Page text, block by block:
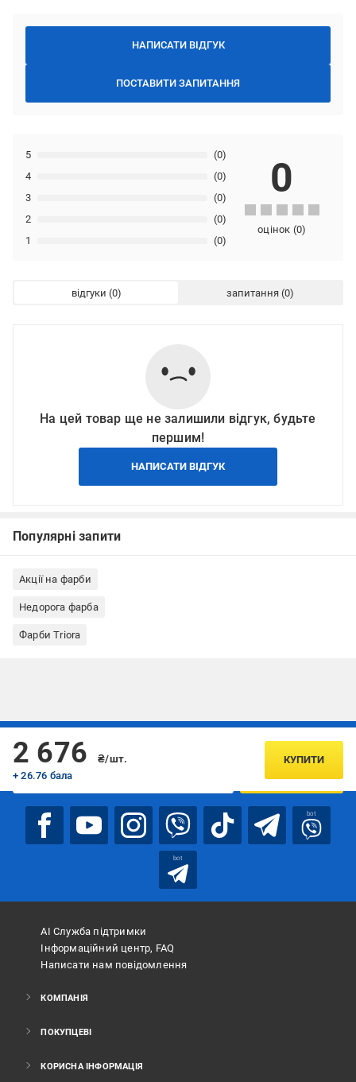
НАПИСАТИ ВІДГУК
ПОСТАВИТИ ЗАПИТАННЯ
1 (0)
2 (0)
3 (0)
4 (0)
5 (0)
0
оцінок (0)
відгуки запитання
На цей товар ще не залишили відгук, будьте
першим!
НАПИСАТИ ВІДГУК
Популярні запити
Акції на фарби
Недорога фарба
Фарби Triora
2 676
₴/шт.
+ 26.76 бала
КУПИТИ
Підписуйтесь, щоб дізнаватись першим про акції та пропозиції
ПІДПИСАТИСЯ
bot
bot
АІ Служба підтримки
Інформаційний центр, FAQ
Написати нам повідомлення
КОМПАНІЯ
ПОКУПЦЕВІ
КОРИСНА ІНФОРМАЦІЯ